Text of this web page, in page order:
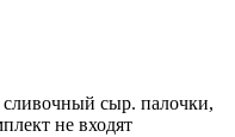
сливочный сыр. палочки,
не входят